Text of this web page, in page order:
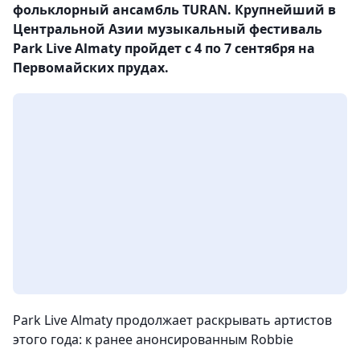
фольклорный ансамбль TURAN. Крупнейший в
Центральной Азии музыкальный фестиваль
Park Live Almaty пройдет с 4 по 7 сентября на
Первомайских прудах.
Park Live Almaty продолжает раскрывать артистов
этого года: к ранее анонсированным Robbie